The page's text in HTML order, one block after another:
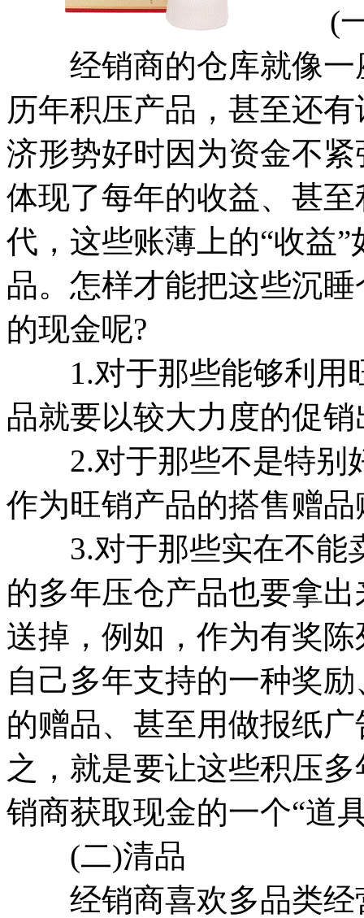
(一
经销商的仓库就像一
历年积压产品，甚至还
济形势好时因为资金不
体现了每年的收益、甚
代，这些账薄上的“收益
品。怎样才能把这些沉
的现金呢?
1.对于那些能够利用
品就要以较大力度的促
2.对于那些不是特别
作为旺销产品的搭售赠
3.对于那些实在不能
的多年压仓产品也要拿
送掉，例如，作为有奖
自己多年支持的一种奖
的赠品、甚至用做报纸
之，就是要让这些积压
销商获取现金的一个“道
(二)清品
经销商喜欢多品类经